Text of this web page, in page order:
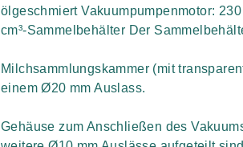
ölgeschmiert Vakuumpumpenmotor:
cm³-Sammelbehälter Der
Milchsammlungskammer (mit
einem Ø20 mm Auslass.
Gehäuse zum Anschließen des